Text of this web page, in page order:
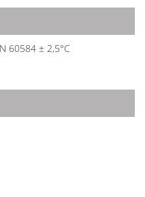
60584 ± 2,5°C